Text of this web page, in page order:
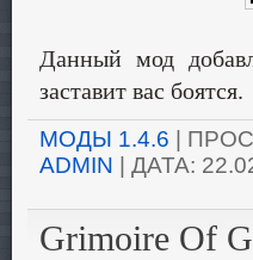
Данный мод
заставит вас боятся.
МОДЫ 1.4.6 |
ADMIN | ДАТА:
Grimoire Of